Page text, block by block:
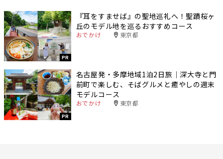
PR
『耳をすませば』の聖地巡礼へ！聖蹟桜ヶ
丘のモデル地を巡るおすすめコース
おでかけ 東京都
PR
名古屋発・多摩地域1泊2日旅｜深大寺と門
前町で楽しむ、そばグルメと癒やしの週末
モデルコース
おでかけ 東京都